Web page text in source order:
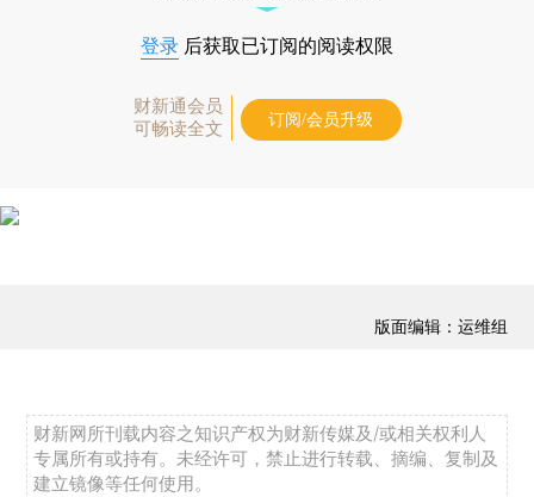
登录 后获取已订阅的阅读权限
财新通会员
可畅读全文
订阅/会员升级
版面编辑：运维组
财新网所刊载内容之知识产权为财新传媒及/或相关权利人
专属所有或持有。未经许可，禁止进行转载、摘编、复制及
建立镜像等任何使用。